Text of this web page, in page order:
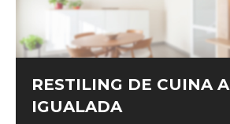
RESTILING DE CUINA A
IGUALADA